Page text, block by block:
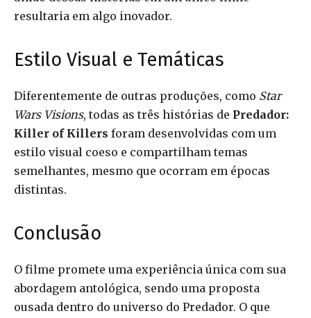
resultaria em algo inovador.
Estilo Visual e Temáticas
Diferentemente de outras produções, como Star
Wars Visions, todas as três histórias de Predador:
Killer of Killers foram desenvolvidas com um
estilo visual coeso e compartilham temas
semelhantes, mesmo que ocorram em épocas
distintas.
Conclusão
O filme promete uma experiência única com sua
abordagem antológica, sendo uma proposta
ousada dentro do universo do Predador. O que